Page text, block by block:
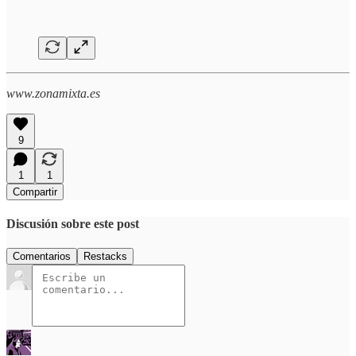
www.zonamixta.es
9
1
1
Compartir
Discusión sobre este post
Comentarios Restacks